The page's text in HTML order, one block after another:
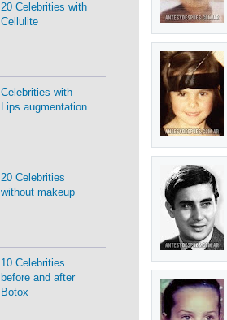
20 Celebrities with
Cellulite
Celebrities with
Lips augmentation
20 Celebrities
without makeup
10 Celebrities
before and after
Botox